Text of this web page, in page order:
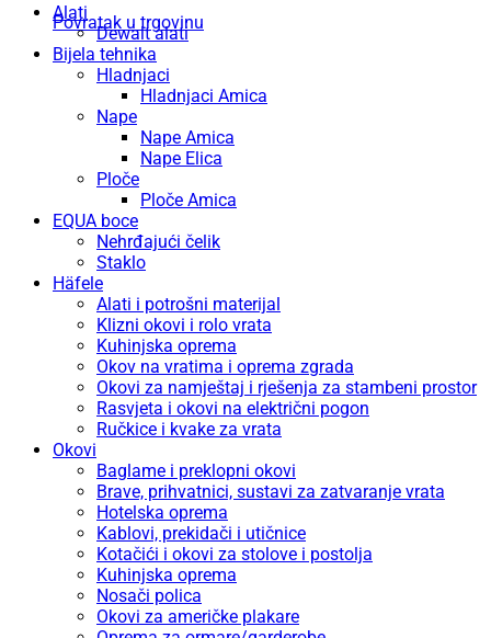
Povratak u trgovinu
Alati
Dewalt alati
Bijela tehnika
Hladnjaci
Hladnjaci Amica
Nape
Nape Amica
Nape Elica
Ploče
Ploče Amica
EQUA boce
Nehrđajući čelik
Staklo
Häfele
Alati i potrošni materijal
Klizni okovi i rolo vrata
Kuhinjska oprema
Okov na vratima i oprema zgrada
Okovi za namještaj i rješenja za stambeni prostor
Rasvjeta i okovi na električni pogon
Ručkice i kvake za vrata
Okovi
Baglame i preklopni okovi
Brave, prihvatnici, sustavi za zatvaranje vrata
Hotelska oprema
Kablovi, prekidači i utičnice
Kotačići i okovi za stolove i postolja
Kuhinjska oprema
Nosači polica
Okovi za američke plakare